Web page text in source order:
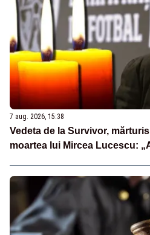
7 aug. 2026, 15:38
Vedeta de la Survivor,
moartea lui Mircea Lucescu: